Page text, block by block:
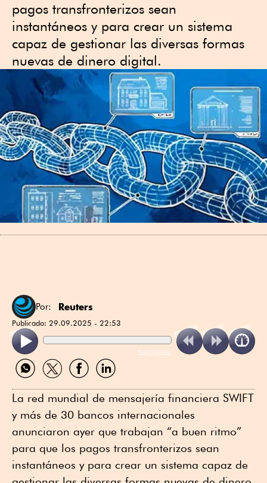
pagos transfronterizos sean
instantáneos y para crear un sistema
capaz de gestionar las diversas formas
nuevas de dinero digital.
Por: Reuters
Publicado: 29.09.2025 - 22:53
ReadSpeaker
Compartir
por
Compartir
por
Compartir
por
Compartir
por
La red mundial de mensajería financiera SWIFT
y más de 30 bancos internacionales
anunciaron ayer que trabajan “a buen ritmo”
para que los pagos transfronterizos sean
instantáneos y para crear un sistema capaz de